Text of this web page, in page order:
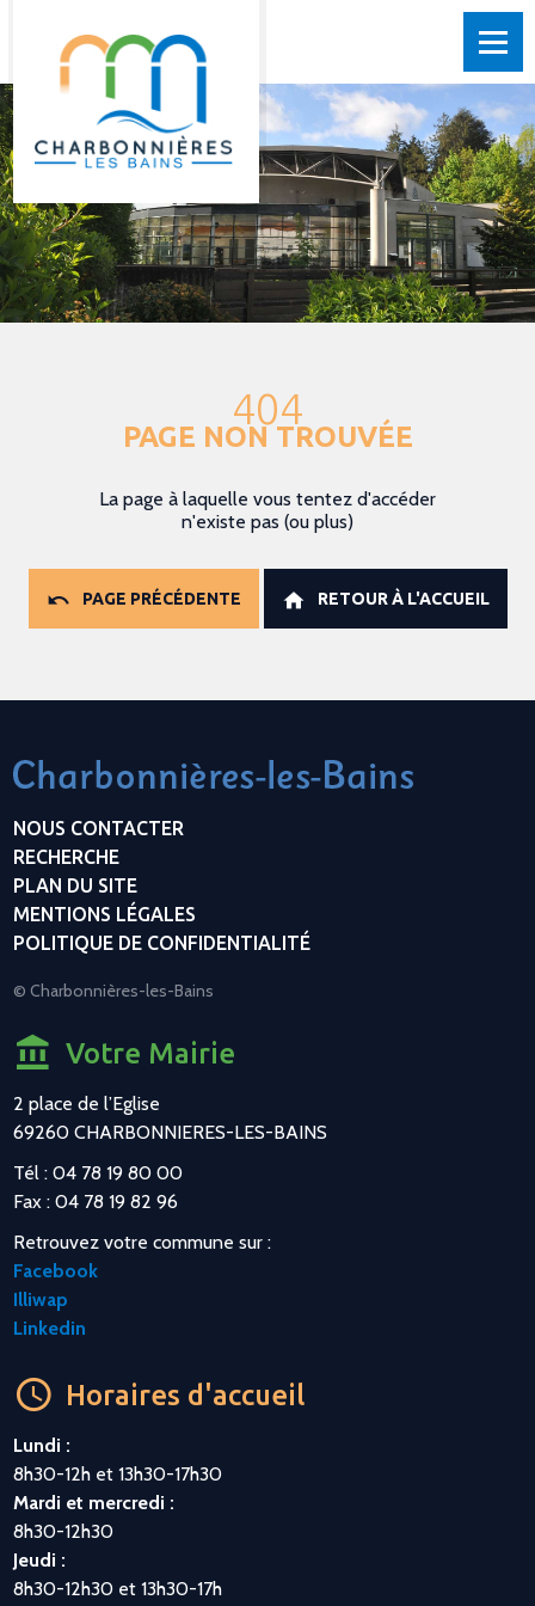
404
PAGE NON TROUVÉE
La page à laquelle vous tentez d'accéder
n'existe pas (ou plus)
PAGE PRÉCÉDENTE RETOUR À L'ACCUEIL
NOUS CONTACTER
RECHERCHE
PLAN DU SITE
MENTIONS LÉGALES
POLITIQUE DE CONFIDENTIALITÉ
© Charbonnières-les-Bains
Votre Mairie
2 place de l’Eglise
69260 CHARBONNIERES-LES-BAINS
Tél : 04 78 19 80 00
Fax : 04 78 19 82 96
Retrouvez votre commune sur :
Facebook
Illiwap
Linkedin
Horaires d'accueil
Lundi :
8h30-12h et 13h30-17h30
Mardi et mercredi :
8h30-12h30
Jeudi :
8h30-12h30 et 13h30-17h